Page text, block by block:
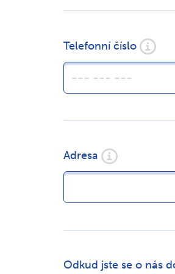
Telefonní číslo
Adresa
Odkud jste se o nás